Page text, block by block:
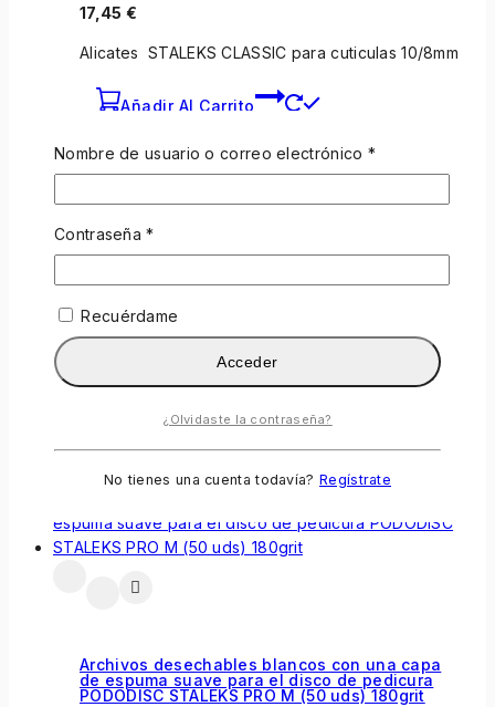
17,45 €
Alicates STALEKS CLASSIC para cuticulas 10/8mm
Añadir Al Carrito
0fuera de 5
Alicates STALEKS CLASSIC para cuticulas 10/8mm
Archivos desechables blancos con una capa
de espuma suave para el disco de pedicura
PODODISC STALEKS PRO M (50 uds) 180grit
Nombre de usuario o correo electrónico *
Contraseña*
Recuérdame
Acceder
¿Olvidaste la contraseña?
No tienes una cuenta todavía? Regístrate